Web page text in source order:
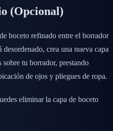
(Opcional)
boceto refinado entre el borrador
crea una nueva capa
tu borrador, prestando
de ojos y pliegues de ropa.
eliminar la capa de boceto